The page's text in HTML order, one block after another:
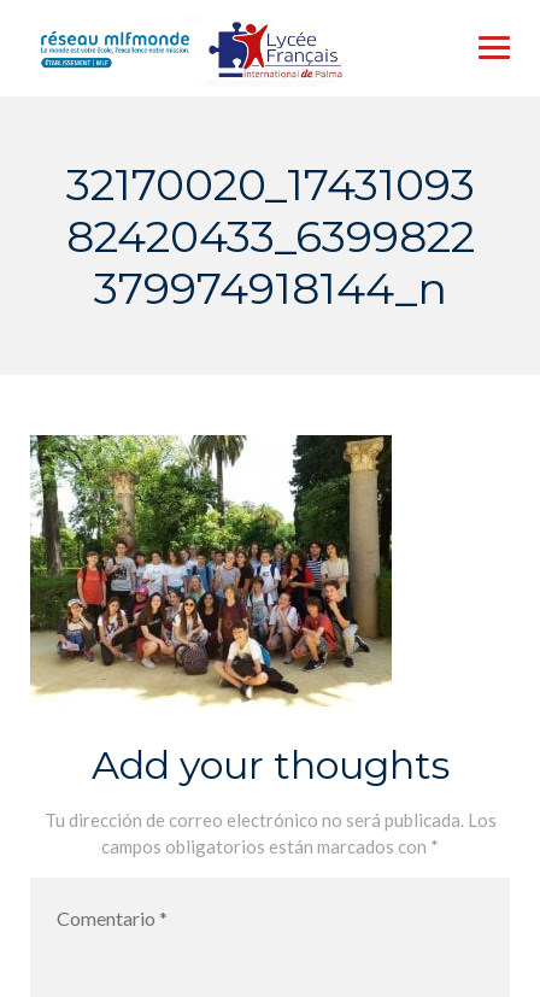
content
32170020_17431093
82420433_6399822
379974918144_n
Add your thoughts
Tu dirección de correo electrónico no será publicada. Los
campos obligatorios están marcados con *